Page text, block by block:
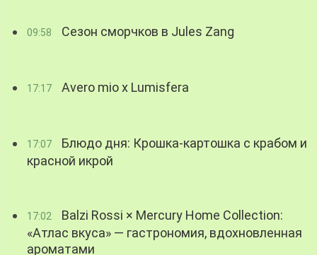
09:58 Сезон сморчков в Jules Zang
17:17 Avero mio x Lumisfera
17:07
Блюдо дня: Крошка-картошка с крабом и
красной икрой
17:02
Balzi Rossi × Mercury Home Collection:
«Атлас вкуса» — гастрономия, вдохновленная
ароматами